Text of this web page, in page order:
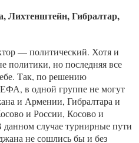
Лихтенштейн, Гибралтар,
— политический. Хотя и
политики, но последняя все
Так, по решению
в одной группе не могут
и Армении, Гибралтара и
и России, Косово и
случае турнирные пути
не сошлись бы и без